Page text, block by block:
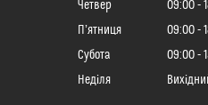
Четвер
09:00
Пʼятниця
09:00
Субота
09:00
Неділя